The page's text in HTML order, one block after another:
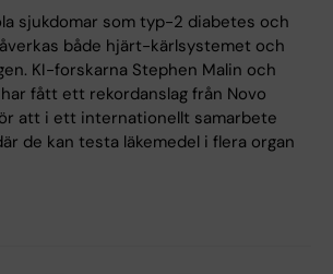
sjukdomar som typ-2 diabetes och
både hjärt-kärlsystemet och
KI-forskarna Stephen Malin och
fått ett rekordanslag från Novo
att i ett internationellt samarbete
de kan testa läkemedel i flera organ